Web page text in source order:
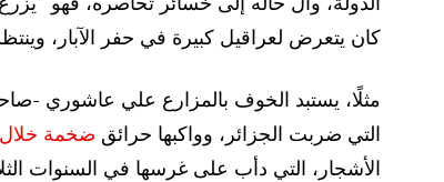
كان يتعرض لعراقيل كبيرة في حفر الآبار،
مثلًا، يستبد الخوف بالمزارع علي عاشوري
التي ضربت الجزائر، وواكبها حرائق ضخمة خلال
الأشجار، التي دأب على غرسها في السنوات